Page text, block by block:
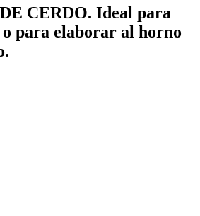
CERDO. Ideal para
para elaborar al horno